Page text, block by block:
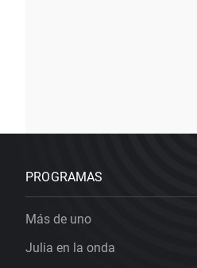
PROGRAMAS
Más de uno
Julia en la onda